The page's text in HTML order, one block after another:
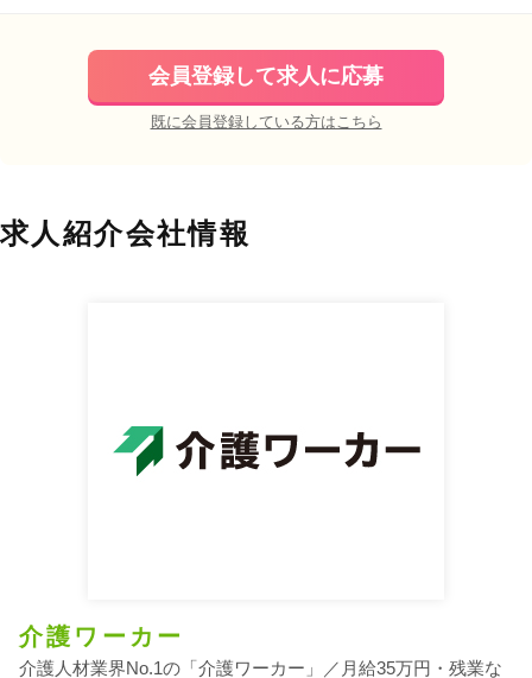
会員登録して求人に応募
既に会員登録している方はこちら
求人紹介会社情報
介護ワーカー
介護人材業界No.1の「介護ワーカー」／月給35万円・残業な